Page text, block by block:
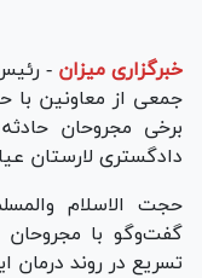
خبرگزاری میزان -
جمعی از معاونین با
برخی مجروحان
دادگستری لارستان
حجت الاسلام
گفت‌و‌گو با مجروحان
تسریع در روند درمان